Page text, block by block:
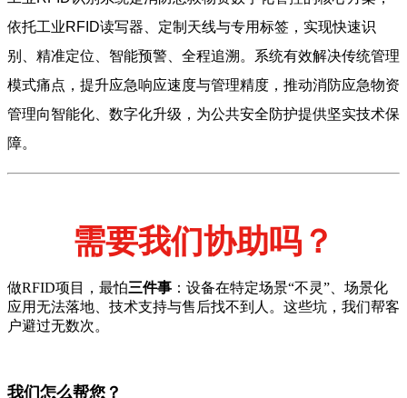
依托工业RFID读写器、定制天线与专用标签，实现快速识
别、精准定位、智能预警、全程追溯。系统有效解决传统管理
模式痛点，提升应急响应速度与管理精度，推动消防应急物资
管理向智能化、数字化升级，为公共安全防护提供坚实技术保
障。
需要我们协助吗？
做RFID项目，最怕三件事 ：设备在特定场景“不灵”、场景化
应用无法落地、技术支持与售后找不到人。这些坑，我们帮客
户避过无数次。
我们怎么帮您？